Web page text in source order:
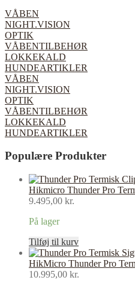
VÅBEN
NIGHT.VISION
OPTIK
VÅBENTILBEHØR
LOKKEKALD
HUNDEARTIKLER
VÅBEN
NIGHT.VISION
OPTIK
VÅBENTILBEHØR
LOKKEKALD
HUNDEARTIKLER
Populære Produkter
Hikmicro Thunder Pro
9.495,00 kr.
På lager
Tilføj til kurv
HikMicro Thunder Pro
10.995,00 kr.